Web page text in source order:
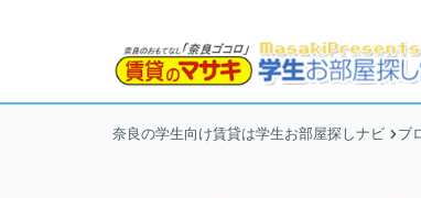
奈良の学生向け賃貸は学生お部屋探しナビ ブ